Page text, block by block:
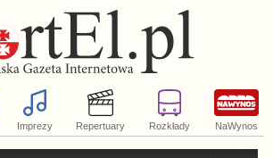
Imprezy Repertuary Rozkłady NaWynos